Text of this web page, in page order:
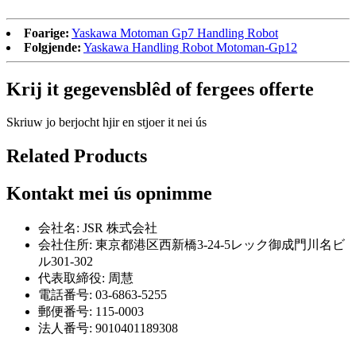
Foarige: Yaskawa Motoman Gp7 Handling Robot
Folgjende: Yaskawa Handling Robot Motoman-Gp12
Krij it gegevensblêd of fergees offerte
Skriuw jo berjocht hjir en stjoer it nei ús
Related Products
Kontakt mei ús opnimme
会社名: JSR 株式会社
会社住所: 東京都港区西新橋3-24-5レック御成門川名ビ
ル301-302
代表取締役: 周慧
電話番号: 03-6863-5255
郵便番号: 115-0003
法人番号: 9010401189308